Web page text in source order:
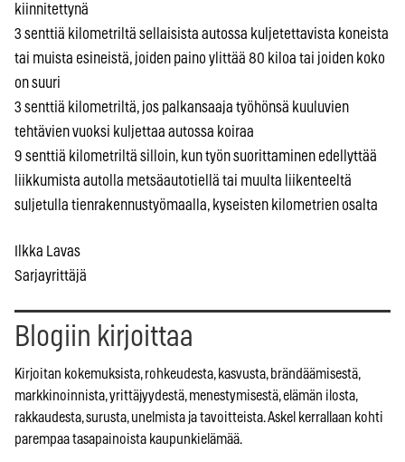
kiinnitettynä
3 senttiä kilometriltä sellaisista autossa kuljetettavista koneista
tai muista esineistä, joiden paino ylittää 80 kiloa tai joiden koko
on suuri
3 senttiä kilometriltä, jos palkansaaja työhönsä kuuluvien
tehtävien vuoksi kuljettaa autossa koiraa
9 senttiä kilometriltä silloin, kun työn suorittaminen edellyttää
liikkumista autolla metsäautotiellä tai muulta liikenteeltä
suljetulla tienrakennustyömaalla, kyseisten kilometrien osalta
Ilkka Lavas
Sarjayrittäjä
Blogiin kirjoittaa
Kirjoitan kokemuksista, rohkeudesta, kasvusta, brändäämisestä,
markkinoinnista, yrittäjyydestä, menestymisestä, elämän ilosta,
rakkaudesta, surusta, unelmista ja tavoitteista. Askel kerrallaan kohti
parempaa tasapainoista kaupunkielämää.